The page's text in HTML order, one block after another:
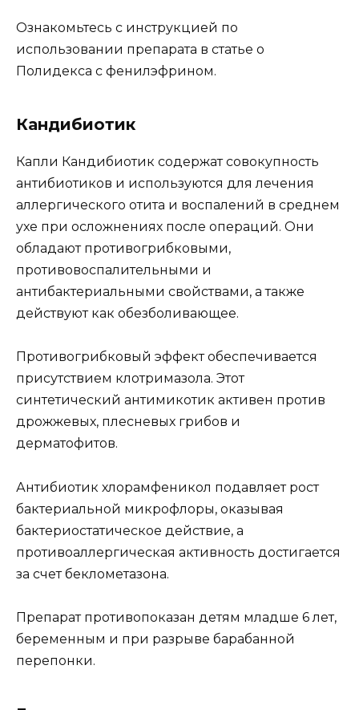
Ознакомьтесь с инструкцией по
использовании препарата в статье о
Полидекса с фенилэфрином.
Кандибиотик
Капли Кандибиотик содержат совокупность
антибиотиков и используются для лечения
аллергического отита и воспалений в среднем
ухе при осложнениях после операций. Они
обладают противогрибковыми,
противовоспалительными и
антибактериальными свойствами, а также
действуют как обезболивающее.
Противогрибковый эффект обеспечивается
присутствием клотримазола. Этот
синтетический антимикотик активен против
дрожжевых, плесневых грибов и
дерматофитов.
Антибиотик хлорамфеникол подавляет рост
бактериальной микрофлоры, оказывая
бактериостатическое действие, а
противоаллергическая активность достигается
за счет беклометазона.
Препарат противопоказан детям младше 6 лет,
беременным и при разрыве барабанной
перепонки.